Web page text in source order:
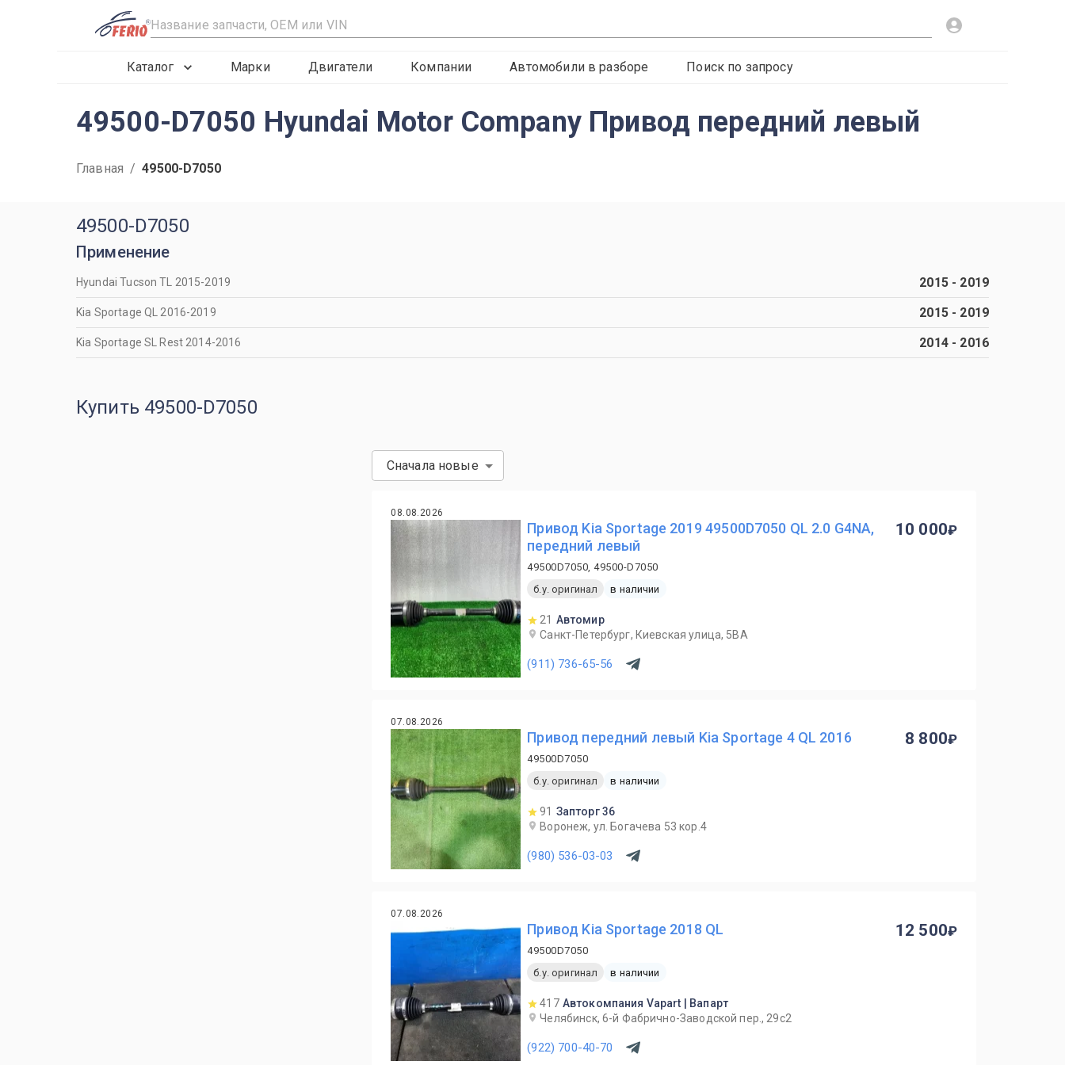
R
Каталог Марки Двигатели Компании Автомобили в разборе Поиск по запросу
49500-D7050 Hyundai Motor Company Привод передний левый
Главная / 49500-D7050
49500-D7050
Применение
Hyundai Tucson TL 2015-2019 2015- 2019
Kia Sportage QL 2016-2019 2015- 2019
Kia Sportage SL Rest 2014-2016 2014- 2016
Купить 49500-D7050
Сначала новые
08.08.2026
Привод Kia Sportage 2019 49500D7050 QL 2.0 G4NA,
передний левый
49500D7050, 49500-D7050
б.у. оригинал
в наличии
21 Автомир
Санкт-Петербург, Киевская улица, 5ВА
(911) 736-65-56
10 000
07.08.2026
Привод передний левый Kia Sportage 4 QL 2016
49500D7050
б.у. оригинал
в наличии
91 Запторг 36
Воронеж, ул. Богачева 53 кор.4
(980) 536-03-03
8 800
07.08.2026
Привод Kia Sportage 2018 QL
49500D7050
б.у. оригинал
в наличии
417 Автокомпания Vapart | Вапарт
Челябинск, 6-й Фабрично-Заводской пер., 29с2
(922) 700-40-70
12 500